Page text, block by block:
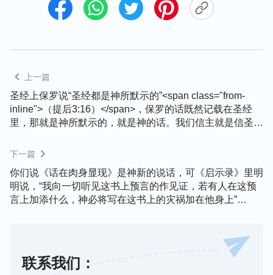
把这些使徒当
基督，只有基督才能代表神、代表圣灵，所以我们不
能把圣经里使徒的话当成神的话对待，使徒说的话不
能代表神，更不代表圣灵。神从来没有这样见证过圣
神默示的，都是神的话，圣灵也从来没有对任何人这
样见证过圣经，只有圣灵与道成肉身的神最知道圣经
的内情，人没有能看透圣经内情的。圣经都是事奉神
照讲述自己的经历来见证神的作工，这是事实。使徒
的记载与书信虽有圣灵的开启，但不代表是神的话。
上一篇
圣经上保罗说“圣经都是神所默示的”<span class="from-
inline">（提后3:16）</span>，保罗的话既然记载在圣经
里，那就是神所默示的，就是神的话。我们信主就是信圣
一切根据圣经，就是持守圣经上的话，圣经就是基督教的经
还怎么信主啊？主的话都记载在圣经里，别处还能找到主的
话吗？我们信主不根据圣经还根据什么？
下一篇
你们说《话在肉身显现》是神新的说话，可《启示录》里明
明说，“我向一切听见这书上预言的作见证，若有人在这预
言上加添什么，神必将写在这书上的灾祸加在他身上”
联系我们：